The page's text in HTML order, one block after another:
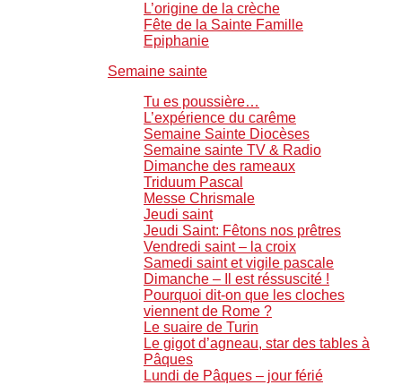
L’origine de la crèche
Fête de la Sainte Famille
Epiphanie
Semaine sainte
Tu es poussière…
L’expérience du carême
Semaine Sainte Diocèses
Semaine sainte TV & Radio
Dimanche des rameaux
Triduum Pascal
Messe Chrismale
Jeudi saint
Jeudi Saint: Fêtons nos prêtres
Vendredi saint – la croix
Samedi saint et vigile pascale
Dimanche – Il est réssuscité !
Pourquoi dit-on que les cloches
viennent de Rome ?
Le suaire de Turin
Le gigot d’agneau, star des tables à
Pâques
Lundi de Pâques – jour férié